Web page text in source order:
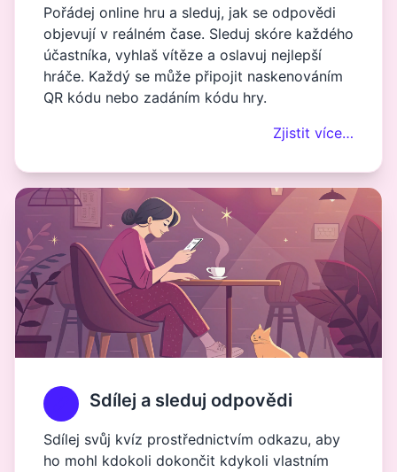
Pořádej online hru a sleduj, jak se odpovědi
objevují v reálném čase. Sleduj skóre každého
účastníka, vyhlaš vítěze a oslavuj nejlepší
hráče. Každý se může připojit naskenováním
QR kódu nebo zadáním kódu hry.
Zjistit více…
Sdílej a sleduj odpovědi
Sdílej svůj kvíz prostřednictvím odkazu, aby
ho mohl kdokoli dokončit kdykoli vlastním